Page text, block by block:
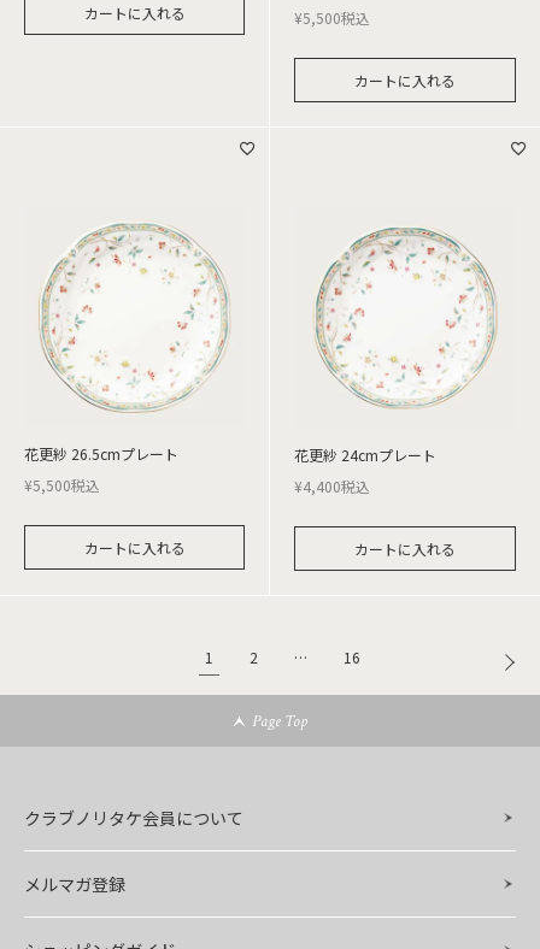
カートに入れる
¥5,500税込
カートに入れる
花更紗 26.5cmプレート
¥5,500税込
カートに入れる
花更紗 24cmプレート
¥4,400税込
カートに入れる
1 2 … 16
Page Top
クラブノリタケ会員について
メルマガ登録